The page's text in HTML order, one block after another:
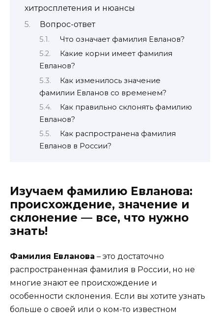
хитросплетения и нюансы
Вопрос-ответ
Что означает фамилия Евланов?
Какие корни имеет фамилия
Евланов?
Как изменилось значение
фамилии Евланов со временем?
Как правильно склонять фамилию
Евланов?
Как распространена фамилия
Евланов в России?
Изучаем фамилию Евланова:
происхождение, значение и
склонение — все, что нужно
знать!
Фамилия Евланова – это достаточно
распространенная фамилия в России, но не
многие знают ее происхождение и
особенности склонения. Если вы хотите узнать
больше о своей или о ком-то известном